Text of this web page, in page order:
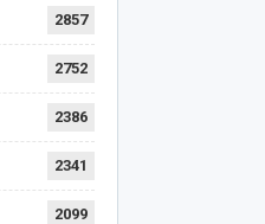
2857
2752
2386
2341
2099